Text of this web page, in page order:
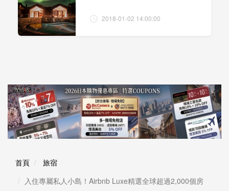
2018-01-02 14:00:00
首頁
旅宿
入住專屬私人小島！Airbnb Luxe精選全球超過2,000個房